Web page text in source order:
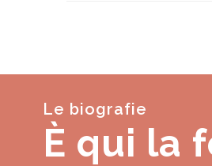
Le biografie
È qui la